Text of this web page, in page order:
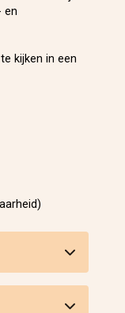
en
kijken in een